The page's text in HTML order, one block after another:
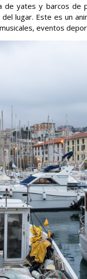
de yates y barcos de
del lugar. Este es un
eventos